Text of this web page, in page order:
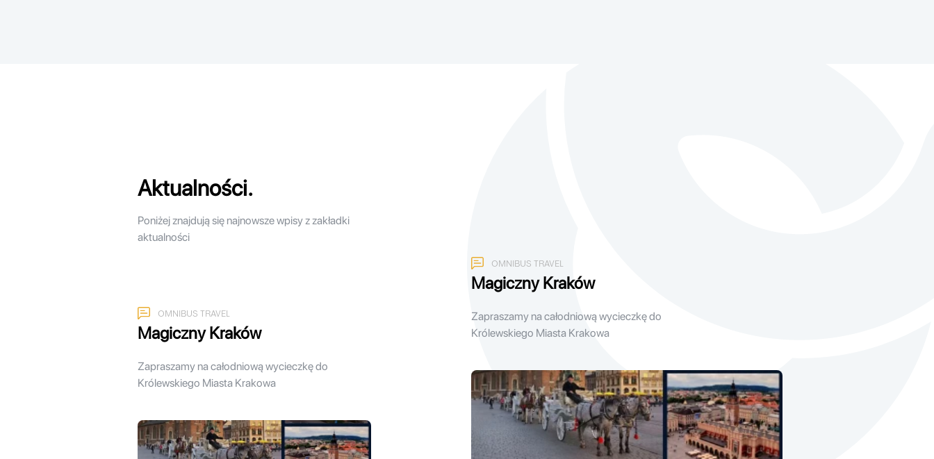
Aktualności.
Poniżej znajdują się najnowsze wpisy z zakładki
aktualności
OMNIBUS TRAVEL
Magiczny Kraków
Zapraszamy na całodniową wycieczkę do
Królewskiego Miasta Krakowa
OMNIBUS TRAVEL
Magiczny Kraków
Zapraszamy na całodniową wycieczkę do
Królewskiego Miasta Krakowa